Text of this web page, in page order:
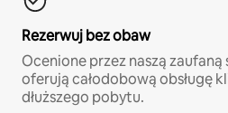
Rezerwuj bez obaw
Ocenione przez naszą zaufaną
oferują całodobową obsługę
dłuższego pobytu.